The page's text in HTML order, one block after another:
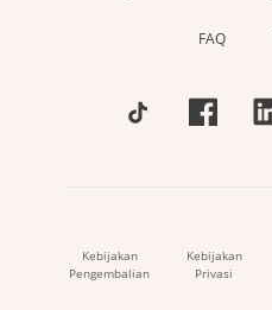
FAQ
Kebijakan
Pengembalian
Kebijakan
Privasi